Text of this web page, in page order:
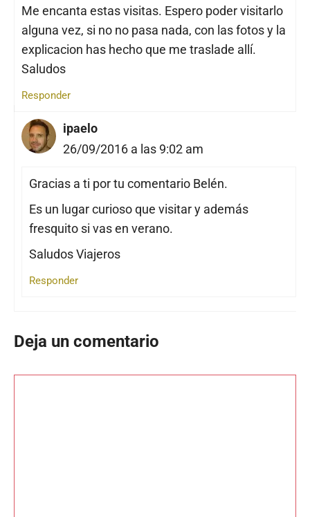
Me encanta estas visitas. Espero poder visitarlo
alguna vez, si no no pasa nada, con las fotos y la
explicacion has hecho que me traslade allí.
Saludos
Responder
ipaelo
26/09/2016 a las 9:02 am
Gracias a ti por tu comentario Belén.
Es un lugar curioso que visitar y además
fresquito si vas en verano.
Saludos Viajeros
Responder
Deja un comentario